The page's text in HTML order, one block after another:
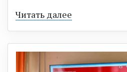
Читать далее